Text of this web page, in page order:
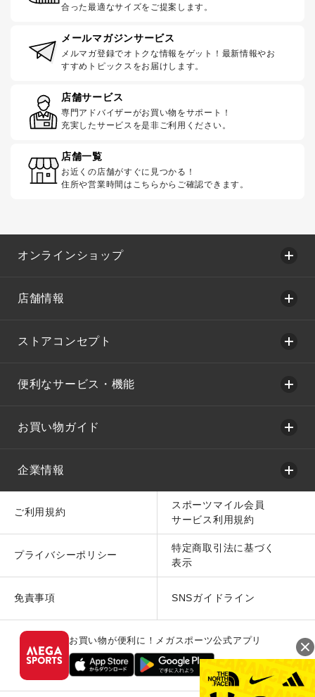
合った最適なサイズをご提案します。
メールマガジンサービス
メルマガ登録でオトクな情報をゲット！最新情報やお
すすめトピックスをお届けします。
店舗サービス
専門アドバイザーがお買い物をサポート！
充実したサービスを是非ご利用ください。
店舗一覧
お近くの店舗がすぐに見つかる！
住所や営業時間はこちらからご確認できます。
オンラインショップ
店舗情報
ストアコンセプト
便利なサービス・機能
お買い物ガイド
企業情報
ご利用規約
スポーツマイル会員
サービス利用規約
プライバシーポリシー
特定商取引法に基づく
表示
免責事項 SNSガイドライン
お買い物が便利に！メガスポーツ公式アプリ